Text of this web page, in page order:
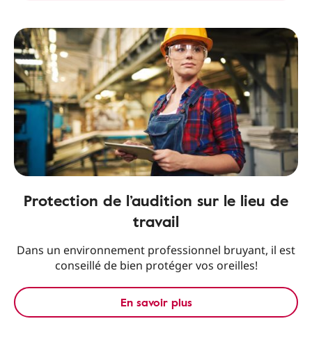
Protection de l’audition sur le lieu de
travail
Dans un environnement professionnel bruyant, il est
conseillé de bien protéger vos oreilles!
En savoir plus